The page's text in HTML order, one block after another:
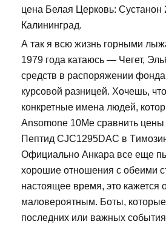
цена Белая Церковь: Сустанон
Калининград.
А так я всю жизнь горными
1979 года катаюсь — Чегет,
средств в распоряжении фонда
курсовой разницей. Хочешь,
конкретные имена людей,
Ansomone 10Me сравнить цены
Пептид CJC1295DAC в
Официально Анкара все еще
хорошие отношения с обеими
настоящее время, это кажется
маловероятным. Боты,
последних или важных